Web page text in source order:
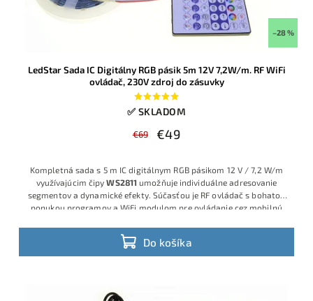
–28 %
LedStar Sada IC Digitálny RGB pásik 5m 12V 7,2W/m. RF WiFi
ovládač, 230V zdroj do zásuvky
✅ SKLADOM
€69 €49
Do košíka
Kompletná sada s 5 m IC digitálnym RGB pásikom 12 V / 7,2 W/m
využívajúcim čipyWS2811 umožňuje individuálne adresovanie
segmentov a dynamické efekty. Súčasťou je RF ovládač s bohatou
ponukou programov a WiFi modulom pre ovládanie cez mobilnú
žiadne dodatočné komponenty